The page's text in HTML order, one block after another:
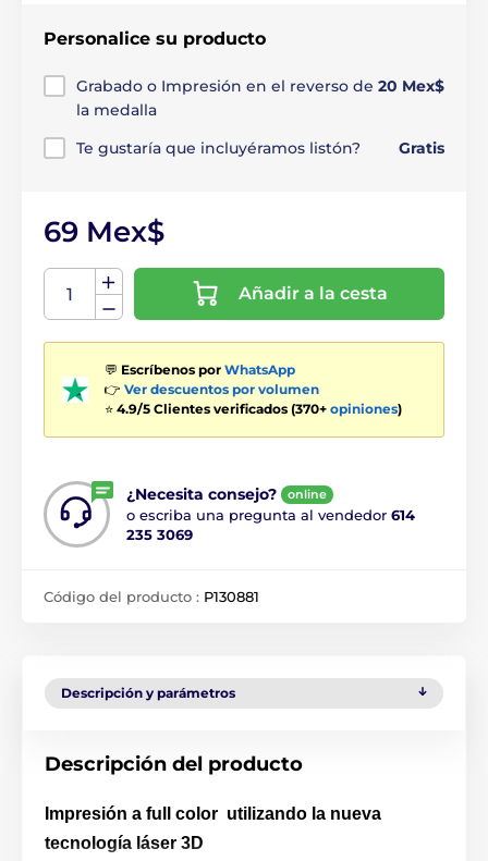
Personalice su producto
Grabado o Impresión en el reverso de
la medalla
20 Mex$
Te gustaría que incluyéramos listón? Gratis
69 Mex$
Añadir a la cesta
💬 Escríbenos por WhatsApp
👉 Ver descuentos por volumen
⭐ 4.9/5 Clientes verificados (370+ opiniones)
¿Necesita consejo? online
o escriba una pregunta al vendedor 614
235 3069
Código del producto : P130881
Descripción y parámetros
Descripción del producto
Impresión a full color utilizando la nueva
tecnología láser 3D